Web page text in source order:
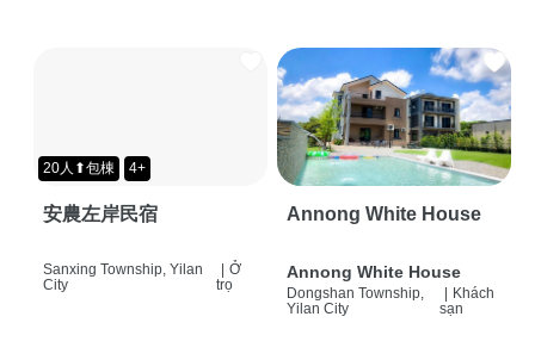
20人⬆包棟 4+
安農左岸民宿
Sanxing Township, Yilan
City
| Ở
trọ
Annong White House
Annong White House
Dongshan Township,
Yilan City
| Khách
sạn